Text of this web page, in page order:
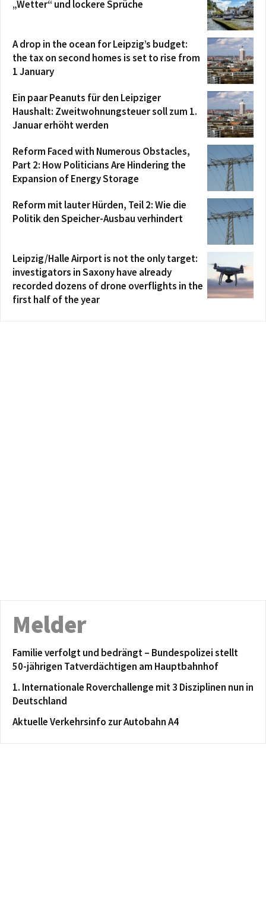
„Wetter“ und lockere Sprüche
A drop in the ocean for Leipzig’s budget:
the tax on second homes is set to rise from
1 January
Ein paar Peanuts für den Leipziger
Haushalt: Zweitwohnungsteuer soll zum 1.
Januar erhöht werden
Reform Faced with Numerous Obstacles,
Part 2: How Politicians Are Hindering the
Expansion of Energy Storage
Reform mit lauter Hürden, Teil 2: Wie die
Politik den Speicher-Ausbau verhindert
Leipzig/Halle Airport is not the only target:
investigators in Saxony have already
recorded dozens of drone overflights in the
first half of the year
Melder
Familie verfolgt und bedrängt – Bundespolizei stellt
50-jährigen Tatverdächtigen am Hauptbahnhof
1. Internationale Roverchallenge mit 3 Disziplinen nun in
Deutschland
Aktuelle Verkehrsinfo zur Autobahn A4